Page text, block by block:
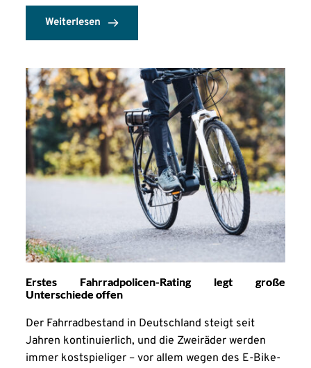
Weiterlesen
Erstes Fahrradpolicen-Rating legt große
Unterschiede offen
Der Fahrradbestand in Deutschland steigt seit
Jahren kontinuierlich, und die Zweiräder werden
immer kostspieliger – vor allem wegen des E-Bike-